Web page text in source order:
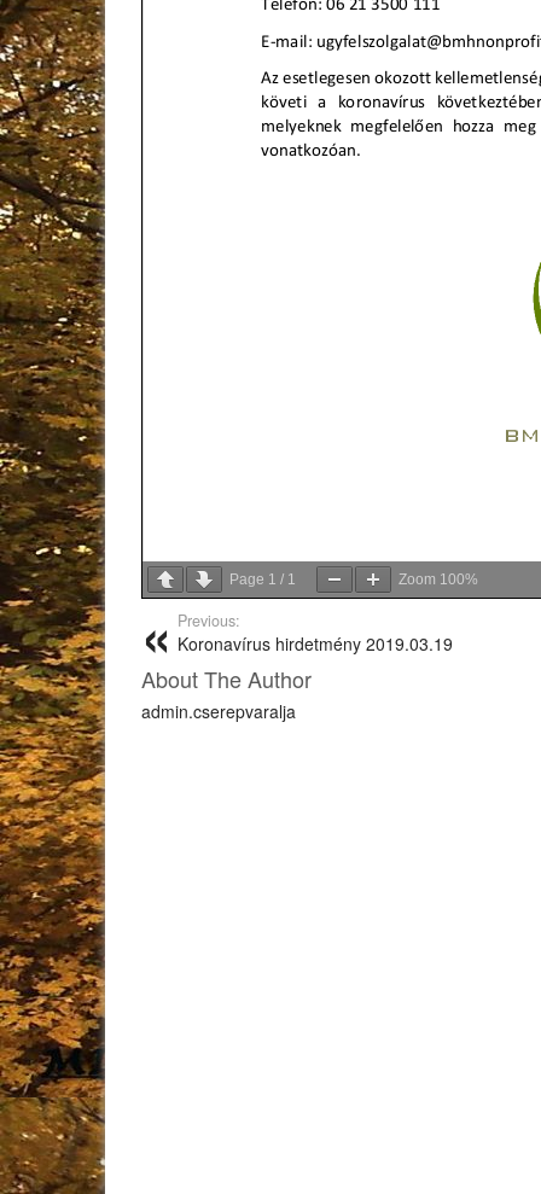
Page 1 / 1 Zoom 100%
Previous:
Koronavírus hirdetmény 2019.03.19
About The Author
admin.cserepvaralja